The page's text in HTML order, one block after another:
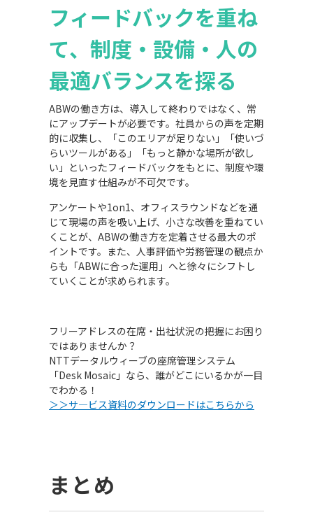
フィードバックを重ね
て、制度・設備・人の
最適バランスを探る
ABWの働き方は、導入して終わりではなく、常
にアップデートが必要です。社員からの声を定期
的に収集し、「このエリアが足りない」「使いづ
らいツールがある」「もっと静かな場所が欲し
い」といったフィードバックをもとに、制度や環
境を見直す仕組みが不可欠です。
アンケートや1on1、オフィスラウンドなどを通
じて現場の声を吸い上げ、小さな改善を重ねてい
くことが、ABWの働き方を定着させる最大のポ
イントです。また、人事評価や労務管理の観点か
らも「ABWに合った運用」へと徐々にシフトし
ていくことが求められます。
フリーアドレスの在席・出社状況の把握にお困り
ではありませんか？
NTTデータルウィーブの座席管理システム
「Desk Mosaic」なら、誰がどこにいるかが一目
でわかる！
＞＞サ―ビス資料のダウンロードはこちらから
まとめ